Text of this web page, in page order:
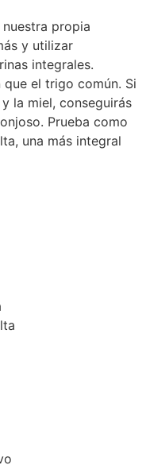
propia
y utilizar
integrales.
el trigo común. Si
la miel, conseguirás
Prueba como
una más integral